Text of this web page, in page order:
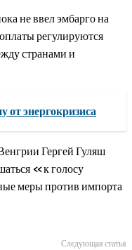
не ввел эмбарго на
регулируются
странами и
от энергокризиса
Гергей Гуляш
«к голосу
меры против импорта
Следующая статья